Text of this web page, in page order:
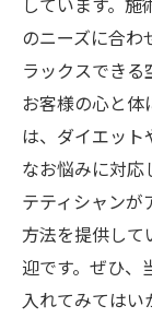
のニーズに合わ
ラックスできる
お客様の心と体
は、ダイエット
なお悩みに対応
テティシャンが
方法を提供して
迎です。ぜひ、
入れてみてはい